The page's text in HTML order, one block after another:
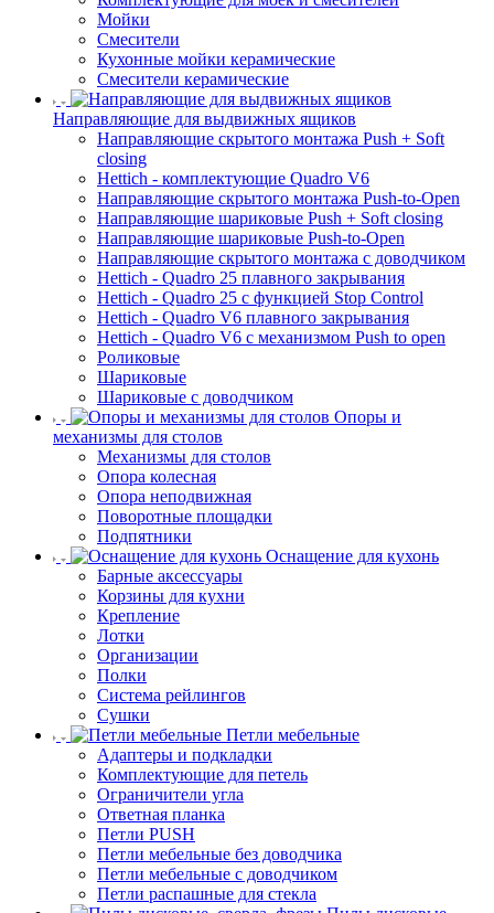
Мойки
Смесители
Кухонные мойки керамические
Смесители керамические
Направляющие для выдвижных ящиков
Направляющие скрытого монтажа Push + Soft
closing
Hettich - комплектующие Quadro V6
Направляющие скрытого монтажа Push-to-Open
Направляющие шариковые Push + Soft closing
Направляющие шариковые Push-to-Open
Направляющие скрытого монтажа с доводчиком
Hettich - Quadro 25 плавного закрывания
Hettich - Quadro 25 с функцией Stop Control
Hettich - Quadro V6 плавного закрывания
Hettich - Quadro V6 с механизмом Push to open
Роликовые
Шариковые
Шариковые с доводчиком
Опоры и
механизмы для столов
Механизмы для столов
Опора колесная
Опора неподвижная
Поворотные площадки
Подпятники
Оснащение для кухонь
Барные аксессуары
Корзины для кухни
Крепление
Лотки
Организации
Полки
Система рейлингов
Сушки
Петли мебельные
Адаптеры и подкладки
Комплектующие для петель
Ограничители угла
Ответная планка
Петли PUSH
Петли мебельные без доводчика
Петли мебельные с доводчиком
Петли распашные для стекла